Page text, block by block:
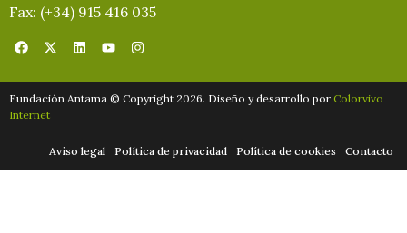
Fax: (+34) 915 416 035
Fundación Antama © Copyright 2026. Diseño y desarrollo por Colorvivo
Internet
Aviso legal Política de privacidad Política de cookies Contacto